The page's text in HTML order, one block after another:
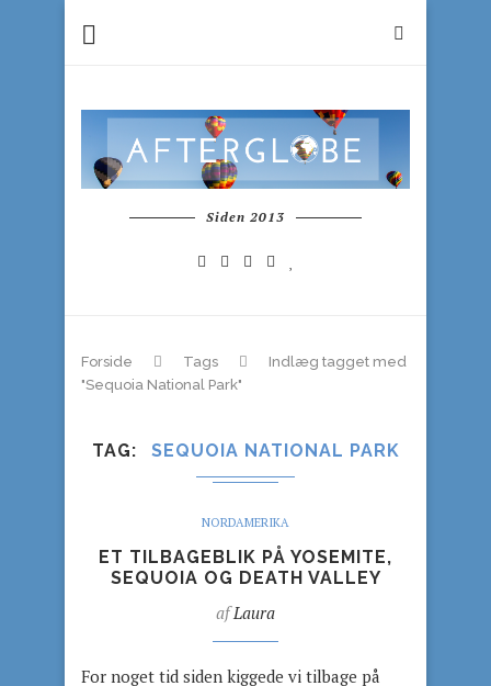
Siden 2013
Forside Tags
Indlæg tagget med
"Sequoia National Park"
TAG SEQUOIA NATIONAL PARK
NORDAMERIKA
ET TILBAGEBLIK PÅ YOSEMITE,
SEQUOIA OG DEATH VALLEY
afLaura
For noget tid siden kiggede vi tilbage på